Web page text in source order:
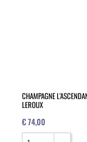
CHAMPAGNE
LEROUX
€ 74,00
Quantità